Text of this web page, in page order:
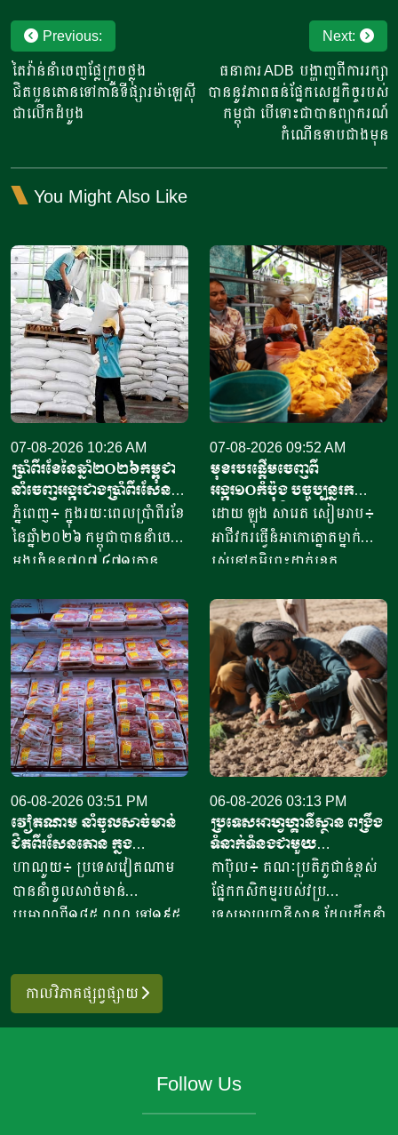
Post
navigation
Previous:
តៃវ៉ាន់​នាំ​ចេញ​ផ្លែក្រូចថ្លុង
ជិតបួនតោន​ទៅកាន់ទីផ្សារ​ម៉ាឡេស៊ី
ជាលើកដំបូង
Next:
ធនាគារ ADB បង្ហាញពីការរក្សា
បាននូវភាពធន់ផ្នែកសេដ្ឋកិច្ចរបស់
កម្ពុជា បើទោះជាបានព្យាករណ៍
កំណើនទាបជាងមុន
You Might Also Like
07-08-2026 10:26 AM
ប្រាំពីរខែនៃឆ្នាំ​២០២៦កម្ពុជា
នាំចេញអង្ករជាងប្រាំពីរសែន​
តោន គិតជាទឹកប្រាក់​
ជាង៤១៥លានដុល្លារ
ភ្នំពេញ៖ ក្នុងរយៈពេលប្រាំពីរខែ
នៃឆ្នាំ២០២៦ កម្ពុជាបាននាំចេញ
អង្ករចំនួន៧០៧ ៤៧១តោន​
ចំនួន៦១ក្រុមហ៊ុន ដោយនាំ
ចេញទៅកាន់គោលដៅចំនួន៦៦
ដែលក្នុងនោះទៅកាន់បណ្តា
ប្រទេសនៅក្នុងតំបន់អឺរ៉ុប
ចំនួន៣៣ ​បានបរិមាណអង្ករ
ចំនួន២០៧ ១៥៧តោន គិតជា
ទឹកប្រាក់ចំនួន១៥៦,៤៥​លាន
ដុល្លារ។ ឧកញ៉ា ឡាយ ឈុនហួ
ប្រធានសហព័ន្ធស្រូវអង្ករកម្ពុជា
បានមានប្រសាសន៍ថា ការនាំ
ចេញអង្ករសម្រាប់ឆ្នាំ២០២៦នេះ
នឹងសម្រេចបានជោគជ័យតាម
ផែនការ ហើយ​មិនមានបញ្ហាអ្វី
ចោទនោះទេ ជាពិសេស ស្រប
រដ្ឋាភិបាល ដឹកនាំរបស់ស
ម្តេចតេជោ ហ៊ុន សែន ជាអតីត
ម៉ាណែត នាយកដ្ឋមន្រ្តី។​​ ឧកញ៉ា
បញ្ជាក់ថា ជាលទ្ធផលត្រឹមប្រាំ
07-08-2026 09:52 AM
មុខរបរផ្តើមចេញពី
អង្ករ១០កំប៉ុង​ បច្ចុប្បន្ន​រក
ចំណូលបាន​ជិត១០លានរៀល
ក្នុងមួយថ្ងៃ
ដោយ ឡុង សារេត​ សៀមរាប៖ ​
អាជីវករ​​ធ្វើនំអាកោត្នោត​ម្នាក់
រស់នៅភូមិព្រះដាក់ខេត្ត
ចាប់ផ្តើម​ដំបូង​ចេញពីអង្ករ​
១០កំប៉ុង ឬមានទម្ងន់​ប្រហែល​បី
គីឡូក្រាម រហូតមកដល់ឆ្នាំ​
២០២៦នេះ អាច​លក់នំបាន​ពី៤
០០០ ទៅ​៨០០០នំ​ គិតជាប្រាក់
ចំណូលសរុបបានពីបីលានដល់​
ប្រាំបីលានរៀល​ក្នុងមួយថ្ងៃ​។ អ្នក
ស្រី ថ្លុង ថាន ម្ចាស់ហាង​យីហោ
“អាកោត្នោតព្រះដាក់” នៅឃុំព្រះ
ដាក់​ ស្រុក​បន្ទាយស្រី ខេត្ត
សៀមរាប​ បានឱ្យដឹង​ថា មុខរបរ
ធ្វើនំអាកោត្នោត​លក់ជូនប្រជា
ពលរដ្ឋនិងភ្ញៀវទេសចរណ៍
អន្តរជាតិ​ ក្នុងពេលសព្វថ្ងៃនេះ
ហើយ​នំអាកោត្នោតជាចំណីមួយ
ប្រភេទ​ ដែលប្រជាពលរដ្ឋរស់នៅ
06-08-2026 03:51 PM
វៀតណាម នាំចូលសាច់មាន់
ជិតពីរសែនតោន ក្នុង
ឆមាសទី១ ដោយភាគច្រើននាំ
ចូលពីអាម៉េរិក
ហាណូយ៖ ប្រទេសវៀតណាម
បាននាំចូលសាច់មាន់
ប្រមាណពី១៨៥ ០០០ ទៅ១៩៥
នាំចូលពីសហរដ្ឋអាម៉េរិក មាន
រហូតដល់ជិត៦២ភាគរយនៃ
ប្រមាណពី១៩០ ទៅ២០៥លាន
06-08-2026 03:13 PM
ប្រទេសអាហ្វហ្គានីស្ថាន ពង្រឹង
ទំនាក់ទំនងជាមួយ
ប្រទេសម៉ុលដូវ៉ា ដើម្បីជំរុញ
កិច្ចសហប្រតិបត្តិការផ្នែក
វិទ្យាសាស្ត្រ និងកសិកម្ម
កាប៊ុល៖ គណៈប្រតិភូជាន់ខ្ពស់
ផ្នែកកសិកម្មរបស់វប្រ
ទេសអាហ្វហ្គានីស្ថាន ដែលដឹកនាំ
ប្រតិបត្តិការរវាងប្រទេសទាំងពីរ
កាលវិភាគផ្សព្វផ្សាយ
Follow Us